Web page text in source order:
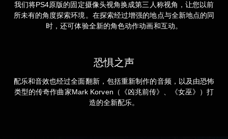
我们将PS4原版的固定摄像头视角换成第三人称视角，让您以前
所未有的角度探索环境。在探索经过增强的地点与全新地点的同
时，还可体验全新的角色动作动画和互动。
恐惧之声
配乐和音效也经过全面翻新，包括重新制作的音频，以及由恐怖
类型的传奇作曲家Mark Korven（《凶兆前传》、《女巫》）打
造的全新配乐。